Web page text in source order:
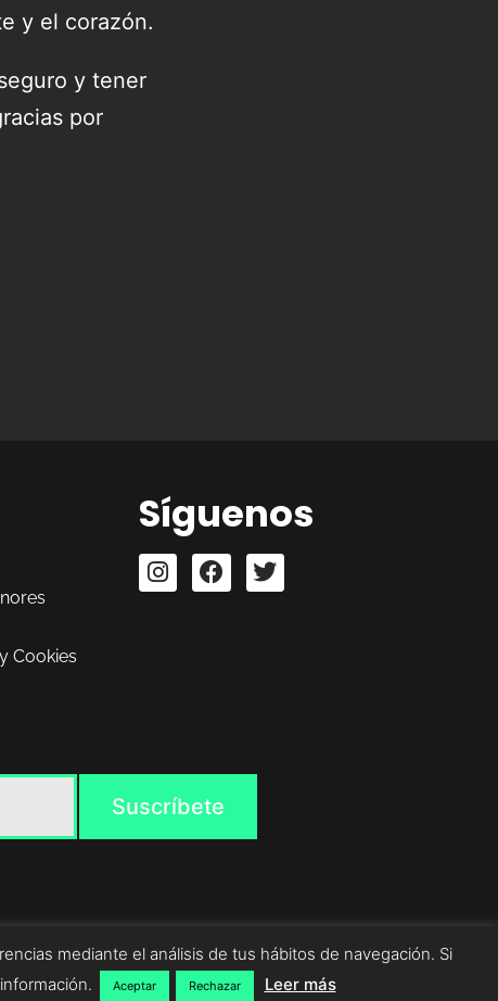
y el corazón.
y tener
por
Cookies
Síguenos
mediante el análisis de tus hábitos de navegación. Si
Aceptar Rechazar Leer más